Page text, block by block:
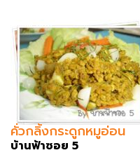
คั่วกลิ้งกระดูกหมูอ่อน
บ้านฟ้าซอย 5